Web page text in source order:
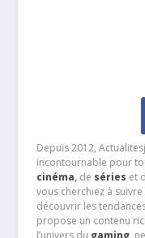
Depuis 2012,
incontournable pour
cinéma,de séries et
vous cherchiez à
découvrir les
propose un contenu
l’univers du gaming,